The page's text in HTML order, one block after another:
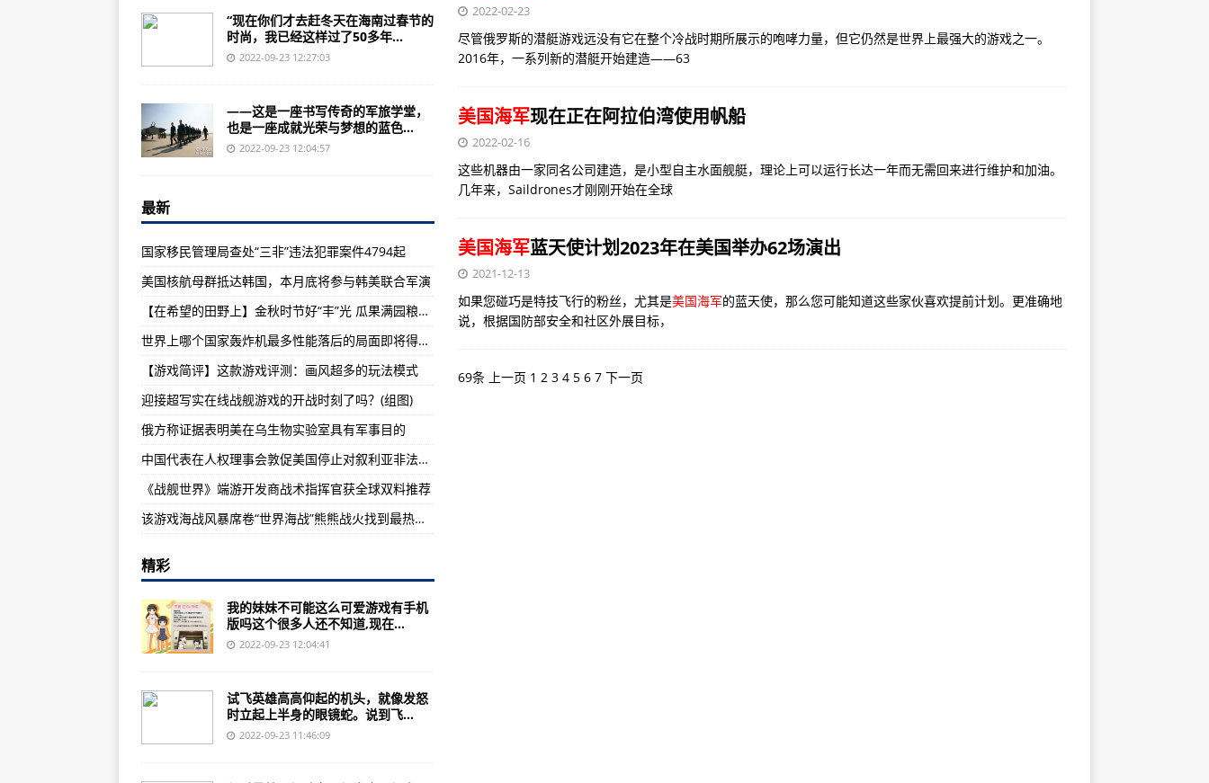
【游戏简评】这款游戏评测：画风超多的玩法模式
美联储持续激进加息 外溢效应冲击世界经济
美股“三连跌”！纳指跌1.37% 特斯拉跌4%，将召回百万辆汽车
全球多国老龄化加剧：高速增长的“高龄就业”
俄方称证据表明美在乌生物实验室具有军事目的
美联储再度释放鹰派信号 “加息竞赛”伤害全球经济
RBS-70NG又接到了新订单：捷克和巴西两国
外媒:13名美军士兵被ISIS-K自杀式炸弹袭击身亡
抗战全面爆发后，蒋介石欲在上海先发制人！
二战中日军和“三八大盖”有何区别？
二战前期的日本帝国东乡平八郎号三笠号号号
二战期间的日本共有航母25艘，基本都是一战及二战前建造的
二战时曾经有哪些著名的有些武器出现，根本不符合时代背景
警惕！美隐形驱逐舰首次进驻西太，正式列入第七舰队
中国第25批赴刚果（金）维和部队官兵凯旋
2022-02-23
尽管俄罗斯的潜艇游戏远没有它在整个冷战时期所展示的咆哮力量，但它仍然是世界上最强大的游戏之一。
2016年，一系列新的潜艇开始建造——63
美国海军现在正在阿拉伯湾使用帆船
2022-02-16
这些机器由一家同名公司建造，是小型自主水面舰艇，理论上可以运行长达一年而无需回来进行维护和加油。
几年来，Saildrones才刚刚开始在全球
美国海军蓝天使计划2023年在美国举办62场演出
2021-12-13
如果您碰巧是特技飞行的粉丝，尤其是美国海军的蓝天使，那么您可能知道这些家伙喜欢提前计划。更准确地
说，根据国防部安全和社区外展目标，
69条 上一页 1 2 3 4 5 6 7 下一页
“现在你们才去赶冬天在海南过春节的
时尚，我已经这样过了50多年...
2022-09-23 12:27:03
——这是一座书写传奇的军旅学堂，
也是一座成就光荣与梦想的蓝色...
2022-09-23 12:04:57
最新
国家移民管理局查处“三非”违法犯罪案件4794起
美国核航母群抵达韩国，本月底将参与韩美联合军演
【在希望的田野上】金秋时节好“丰”光 瓜果满园粮满仓
世界上哪个国家轰炸机最多性能落后的局面即将得到改变
【游戏简评】这款游戏评测：画风超多的玩法模式
迎接超写实在线战舰游戏的开战时刻了吗？(组图)
俄方称证据表明美在乌生物实验室具有军事目的
中国代表在人权理事会敦促美国停止对叙利亚非法军事干预
《战舰世界》端游开发商战术指挥官获全球双料推荐
该游戏海战风暴席卷“世界海战”熊熊战火找到最热血沸腾归属
精彩
我的妹妹不可能这么可爱游戏有手机
版吗这个很多人还不知道,现在...
2022-09-23 12:04:41
试飞英雄高高仰起的机头，就像发怒
时立起上半身的眼镜蛇。说到飞...
2022-09-23 11:46:09